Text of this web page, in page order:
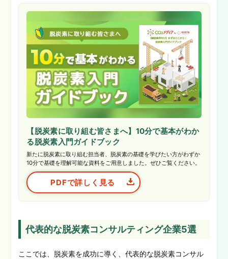
【脱炭素に取り組む皆さまへ】10分で基本がわか
る脱炭素入門ガイドブック
新たに脱炭素に取り組む担当者、脱炭素の基礎を学びたい方がわずか
10分で基礎を理解可能な資料をご用意しました。ぜひご覧ください。
PDFで詳しく見る
代表的な脱炭素コンサルティング企業5選
ここでは、脱炭素を成功に導く、代表的な脱炭素コンサル